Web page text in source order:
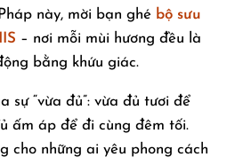
này, mời bạn ghé bộ sưu
– nơi mỗi mùi hương đều là
bằng khứu giác.
sự “vừa đủ”: vừa đủ tươi để
ấm áp để đi cùng đêm tối.
cho những ai yêu phong cách